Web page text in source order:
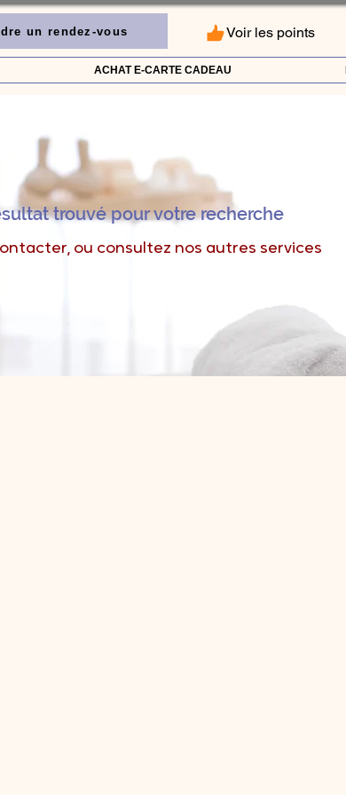
un rendez-vous Voir les points
ACHAT E-CARTE CADEAU
trouvé pour votre recherche
ou consultez nos autres services